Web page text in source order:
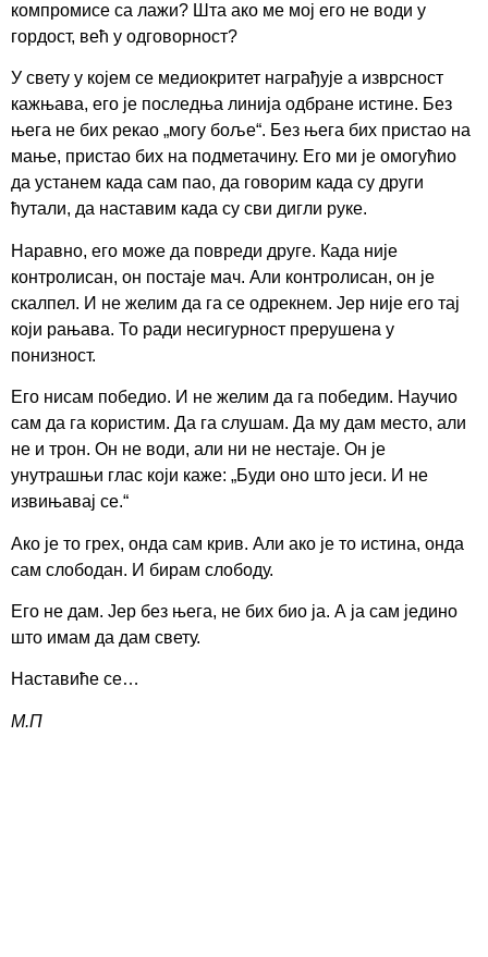
компромисе са лажи? Шта ако ме мој его не води у
гордост, већ у одговорност?
У свету у којем се медиокритет награђује а изврсност
кажњава, его је последња линија одбране истине. Без
њега не бих рекао „могу боље“. Без њега бих пристао на
мање, пристао бих на подметачину. Его ми је омогућио
да устанем када сам пао, да говорим када су други
ћутали, да наставим када су сви дигли руке.
Наравно, его може да повреди друге. Када није
контролисан, он постаје мач. Али контролисан, он је
скалпел. И не желим да га се одрекнем. Јер није его тај
који рањава. То ради несигурност прерушена у
понизност.
Его нисам победио. И не желим да га победим. Научио
сам да га користим. Да га слушам. Да му дам место, али
не и трон. Он не води, али ни не нестаје. Он је
унутрашњи глас који каже: „Буди оно што јеси. И не
извињавај се.“
Ако је то грех, онда сам крив. Али ако је то истина, онда
сам слободан. И бирам слободу.
Его не дам. Јер без њега, не бих био ја. А ја сам једино
што имам да дам свету.
Наставиће се…
М.П